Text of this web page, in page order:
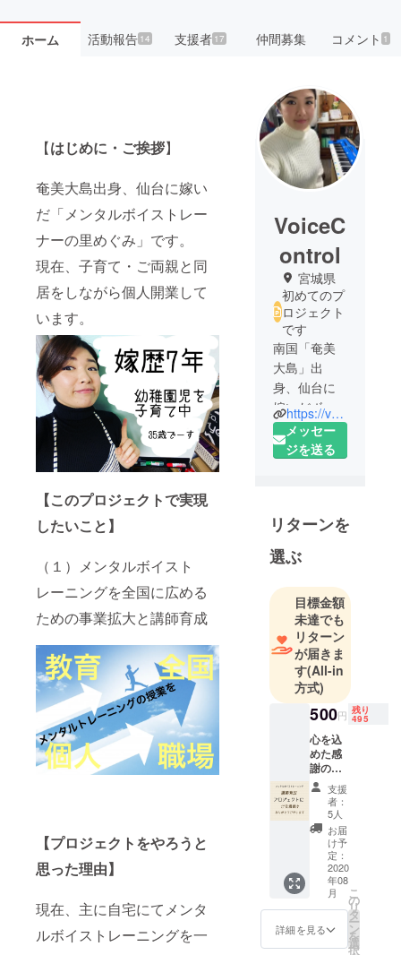
ホーム 活動報告14 支援者 17 仲間募集 コメント 1
【はじめに・ご挨拶】
奄美大島出身、仙台に嫁い
だ「メンタルボイストレー
ナーの里めぐみ」です。
現在、子育て・ご両親と同
居をしながら個人開業して
います。
【このプロジェクトで実現
したいこと】
（１）メンタルボイスト
レーニングを全国に広める
ための事業拡大と講師育成
【プロジェクトをやろうと
思った理由】
現在、主に自宅にてメンタ
ルボイストレーニングを一
VoiceC
ontrol
宮城県
初めてのプ
ロジェクト
です
南国「奄美
大島」出
身、仙台に
嫁いだボイ
ストレー
ナーママと
自身も対人
恐怖症の一
種である
「赤面症」
に十数年以
上悩み続
け、人前で
歌い続ける
ことで赤面
症を克服し
た経験を持
奄美大島か
ら東京へ上
京後、ラッ
ツ&スターの
佐藤善雄代
表音楽事務
所からスカ
ウトされ
カ最大級
https://voicecontrol.jimdofree.com/
メッセー
ジを送る
リターンを
選ぶ
目標金額
未達でも
リターン
が届きま
す(All-in
方式)
500円 残り
495
心を込
めた感
謝の
メール
をお送
りさせ
て頂き
ます！
また、
今後の
活動内
容もお
届けさ
せて頂
きま
支援
者：
5人
お届
け予
定：
2020
年08
月
詳細を見る
こ
の
リ
タ
ー
ン
を
選
択